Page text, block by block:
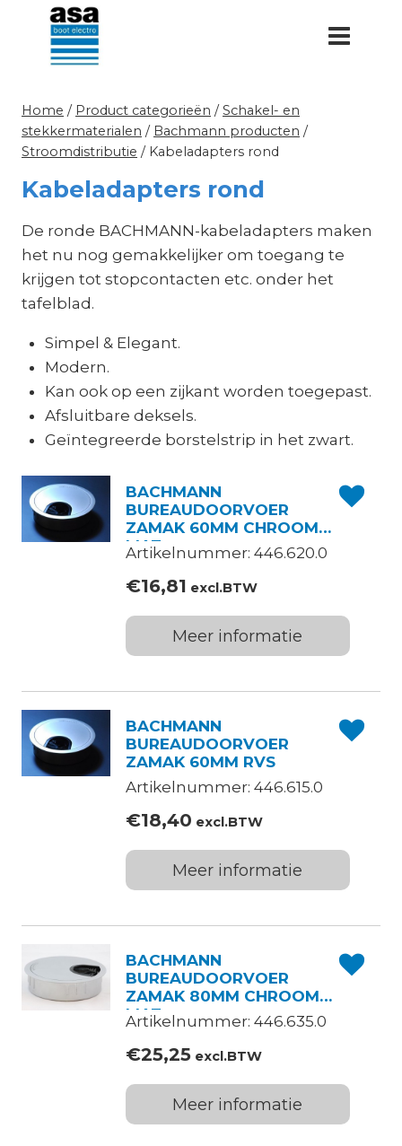
Doorgaan
inhoud
Home / Product categorieën / Schakel- en
stekkermaterialen / Bachmann producten /
Stroomdistributie / Kabeladapters rond
Kabeladapters rond
De ronde BACHMANN-kabeladapters maken
het nu nog gemakkelijker om toegang te
krijgen tot stopcontacten etc. onder het
tafelblad.
Simpel & Elegant.
Modern.
Kan ook op een zijkant worden toegepast.
Afsluitbare deksels.
Geïntegreerde borstelstrip in het zwart.
BACHMANN
BUREAUDOORVOER
ZAMAK 60MM CHROOM
MAT
Artikelnummer: 446.620.0
€16,81 excl.BTW
Meer informatie
BACHMANN
BUREAUDOORVOER
ZAMAK 60MM RVS
Artikelnummer: 446.615.0
€18,40 excl.BTW
Meer informatie
BACHMANN
BUREAUDOORVOER
ZAMAK 80MM CHROOM
MAT
Artikelnummer: 446.635.0
€25,25excl.BTW
Meer informatie